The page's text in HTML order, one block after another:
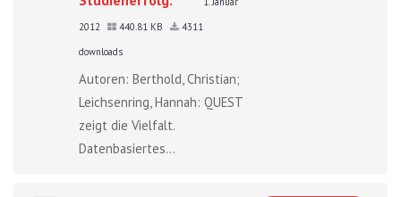
2012
440.81 KB
4311
downloads
Autoren: Berthold, Christian;
Leichsenring, Hannah: QUEST
zeigt die Vielfalt.
Datenbasiertes...